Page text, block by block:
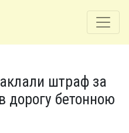
штраф за
дорогу бетонною